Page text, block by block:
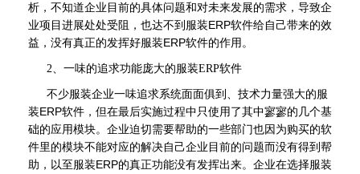
析，不知道企业目前的具体问题和对未来发展的需求，导致企
业项目进展处处受阻，也达不到服装ERP软件给自己带来的效
益，没有真正的发挥好服装ERP软件的作用。
2、一味的追求功能庞大的服装ERP软件
不少服装企业一味追求系统面面俱到、技术力量强大的服
装ERP软件，但在最后实施过程中只使用了其中寥寥的几个基
础的应用模块。企业迫切需要帮助的一些部门也因为购买的软
件里的模块不能对应的解决自己企业目前的问题而没有得到帮
助，以至服装ERP的真正功能没有发挥出来。企业在选择服装